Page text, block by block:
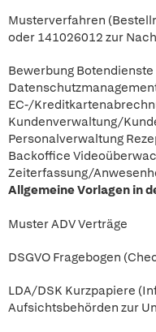
Musterverfahren
oder 141026012 zur
Bewerbung Botendienste
EC-/
Kundenverwaltung/
Personalverwaltung
Backoffice
Zeiterfassung/
Allgemeine Vorlagen in
Muster ADV Verträge
DSGVO Fragebogen
LDA/DSK Kurzpapiere
Aufsichtsbehörden zur